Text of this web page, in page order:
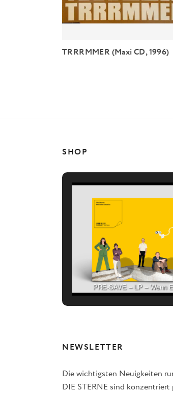
TRRRMMER (Maxi CD, 1996)
SHOP
PRE-SAVE – LP – Wenn
NEWSLETTER
Die wichtigsten Neuigkeiten
DIE STERNE sind konzentriert